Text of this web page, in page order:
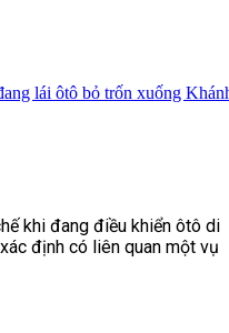
lái ôtô bỏ trốn xuống
khi đang điều khiển ôtô di
định có liên quan một vụ